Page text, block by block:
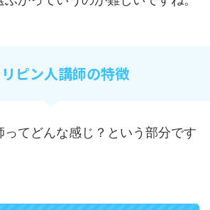
ピン人講師の特徴
ってどんな感じ？という部分です